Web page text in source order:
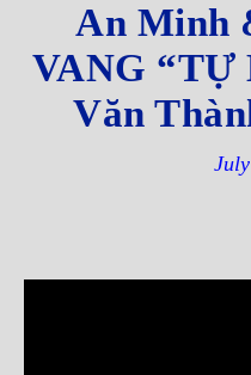
An Minh
VANG “TỰ
Văn